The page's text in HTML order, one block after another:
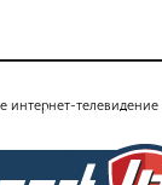
интернет-телевидение